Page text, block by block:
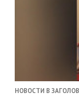
НОВОСТИ В